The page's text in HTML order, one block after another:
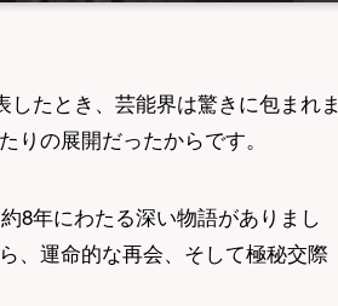
たとき、芸能界は驚きに包まれま
の展開だったからです。
8年にわたる深い物語がありまし
、運命的な再会、そして極秘交際